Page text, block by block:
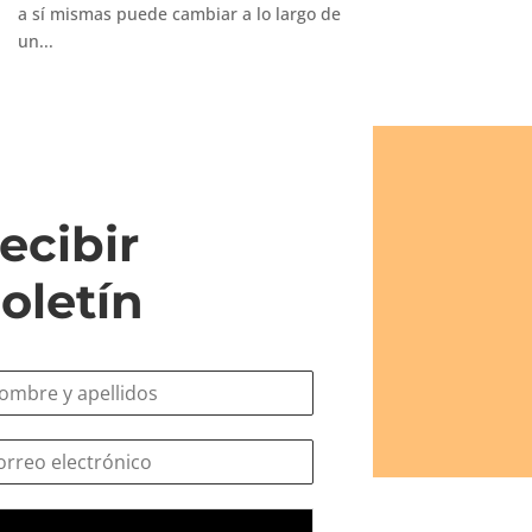
a sí mismas puede cambiar a lo largo de
un...